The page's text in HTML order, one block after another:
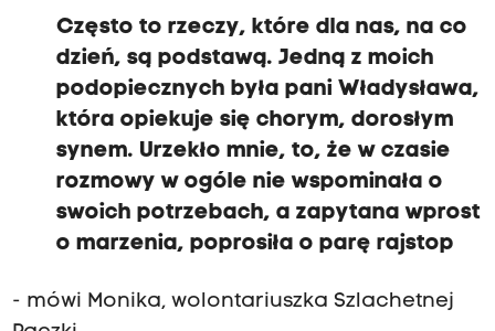
Często to rzeczy, które dla nas, na co
dzień, są podstawą. Jedną z moich
podopiecznych była pani Władysława,
która opiekuje się chorym, dorosłym
synem. Urzekło mnie, to, że w czasie
rozmowy w ogóle nie wspominała o
swoich potrzebach, a zapytana wprost
o marzenia, poprosiła o parę rajstop
- mówi Monika, wolontariuszka Szlachetnej